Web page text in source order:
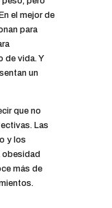
el mejor de
para
de vida. Y
un
que no
Las
y los
más de